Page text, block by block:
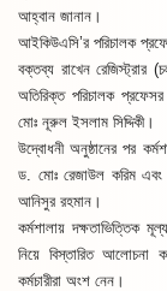
আহ্বান জানান।
আইকিউএসি’র পরিচালক
বক্তব্য রাখেন
অতিরিক্ত পরিচালক
মোঃ নূরুল ইসলাম সিদ্দিকী।
উদ্বোধনী অনুষ্ঠানের পর
ড. মোঃ রেজাউল করিম এবং
আনিসুর রহমান।
কর্মশালায় দক্ষতাভিত্তিক
নিয়ে বিস্তারিত আলোচনা
কর্মচারীরা অংশ নেন।